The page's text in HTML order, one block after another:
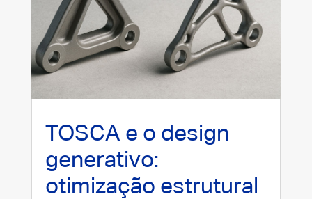
TOSCA e o design
generativo:
otimização estrutural